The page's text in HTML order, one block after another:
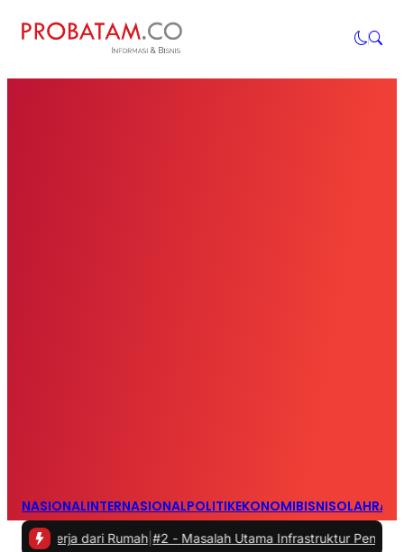
NASIONALINTERNASIONALPOLITIKEKONOMIBISNIS
dari Rumah |#2 -Masalah Utama Infrastruktur Pengisian